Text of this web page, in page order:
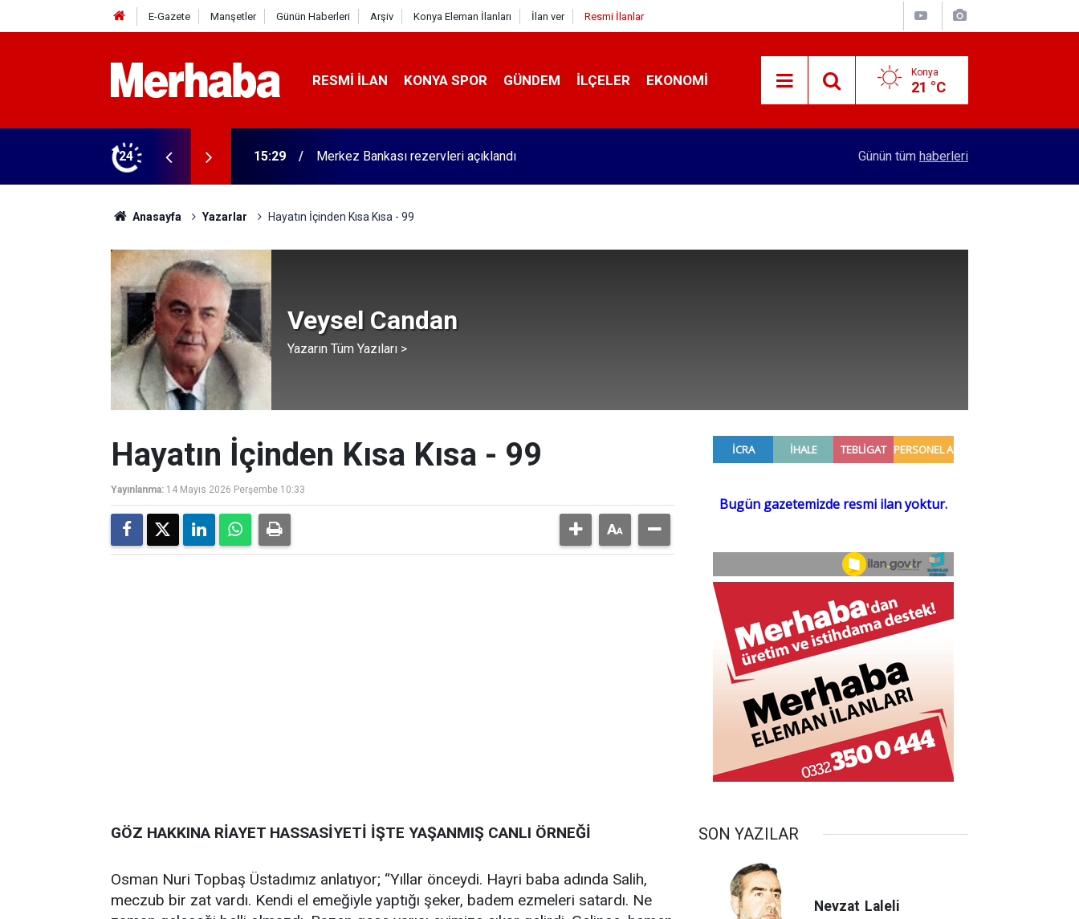
E-Gazete Manşetler Günün Haberleri Arşiv Konya Eleman İlanları İlan ver Resmi İlanlar
RESMI İLAN KONYA SPOR GÜNDEM İLÇELER EKONOMI Konya
21 °C
24
Galatasaraylı Osimhen itirafı 15:29 Merkez Bankası rezervleri açıklandı Konya'da bakımı yapılmayan asansörler
Günün tüm haberleri
Anasayfa Yazarlar Hayatın İçinden Kısa Kısa - 99
Veysel Candan
Yazarın Tüm Yazıları >
Hayatın İçinden Kısa Kısa - 99
Yayınlanma: 14 Mayıs 2026 Perşembe 10:33
GÖZ HAKKINA RİAYET HASSASİYETİ İŞTE YAŞANMIŞ CANLI ÖRNEĞİ
Osman Nuri Topbaş Üstadımız anlatıyor; “Yıllar önceydi. Hayri baba adında Salih,
meczub bir zat vardı. Kendi el emeğiyle yaptığı şeker, badem ezmeleri satardı. Ne
SON YAZILAR
Nevzat Laleli